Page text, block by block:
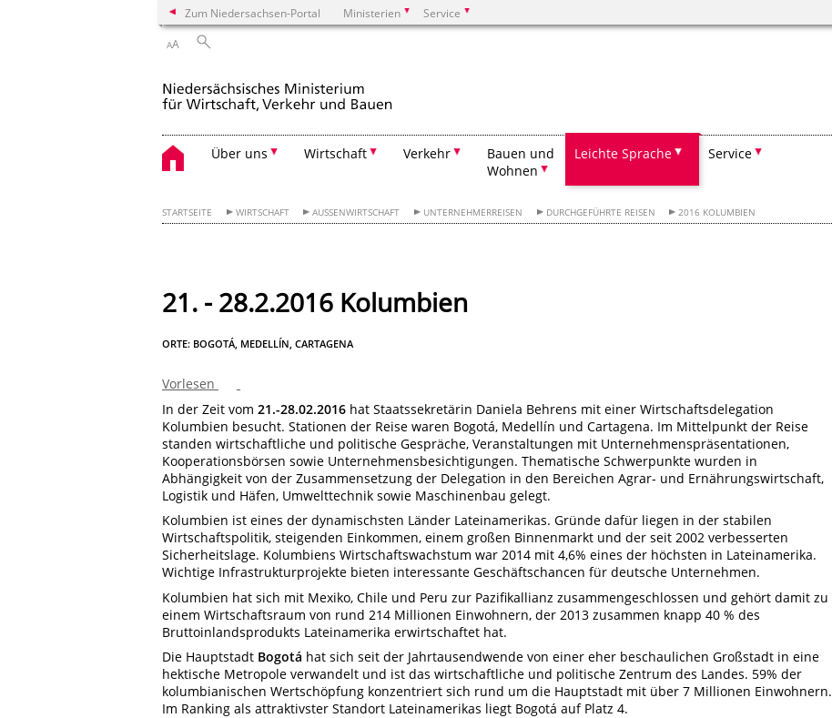
Zum Niedersachsen-Portal Ministerien Service
AA
Über uns Wirtschaft Verkehr
Bauen und
Wohnen
Leichte Sprache Service
STARTSEITE WIRTSCHAFT AUSSENWIRTSCHAFT UNTERNEHMERREISEN DURCHGEFÜHRTE REISEN 2016 KOLUMBIEN
21. - 28.2.2016 Kolumbien
ORTE: BOGOTÁ, MEDELLÍN, CARTAGENA
Vorlesen
In der Zeit vom 21.-28.02.2016 hat Staatssekretärin Daniela Behrens mit einer Wirtschaftsdelegation
Kolumbien besucht. Stationen der Reise waren Bogotá, Medellín und Cartagena. Im Mittelpunkt der Reise
standen wirtschaftliche und politische Gespräche, Veranstaltungen mit Unternehmenspräsentationen,
Kooperationsbörsen sowie Unternehmensbesichtigungen. Thematische Schwerpunkte wurden in
Abhängigkeit von der Zusammensetzung der Delegation in den Bereichen Agrar- und Ernährungswirtschaft,
Logistik und Häfen, Umwelttechnik sowie Maschinenbau gelegt.
Kolumbien ist eines der dynamischsten Länder Lateinamerikas. Gründe dafür liegen in der stabilen
Wirtschaftspolitik, steigenden Einkommen, einem großen Binnenmarkt und der seit 2002 verbesserten
Sicherheitslage. Kolumbiens Wirtschaftswachstum war 2014 mit 4,6% eines der höchsten in Lateinamerika.
Wichtige Infrastrukturprojekte bieten interessante Geschäftschancen für deutsche Unternehmen.
Kolumbien hat sich mit Mexiko, Chile und Peru zur Pazifikallianz zusammengeschlossen und gehört damit zu
einem Wirtschaftsraum von rund 214 Millionen Einwohnern, der 2013 zusammen knapp 40 % des
Bruttoinlandsprodukts Lateinamerika erwirtschaftet hat.
Die Hauptstadt Bogotá hat sich seit der Jahrtausendwende von einer eher beschaulichen Großstadt in eine
hektische Metropole verwandelt und ist das wirtschaftliche und politische Zentrum des Landes. 59% der
kolumbianischen Wertschöpfung konzentriert sich rund um die Hauptstadt mit über 7 Millionen Einwohnern.
Im Ranking als attraktivster Standort Lateinamerikas liegt Bogotá auf Platz 4.